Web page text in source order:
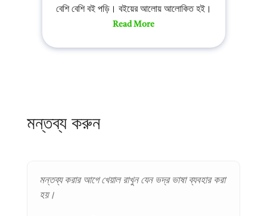
বেশি বেশি বই পড়ি। বইয়ের আলোয় আলোকিত হই।
Read More
মন্তব্য করুন
মন্তব্য করার আগে খেয়াল রাখুন যেন ভদ্র ভাষা ব্যবহার করা
হয়।